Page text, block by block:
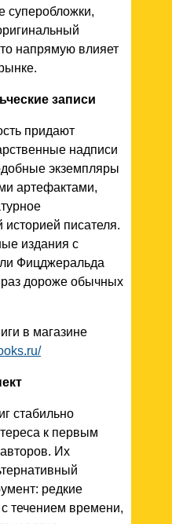
суперобложки,
напрямую влияет
записи
придают
надписи
экземпляры
артефактами,
писателя.
издания с
Фицджеральда
раз дороже обычных
в магазине
стабильно
к первым
Их
редкие
течением времени,